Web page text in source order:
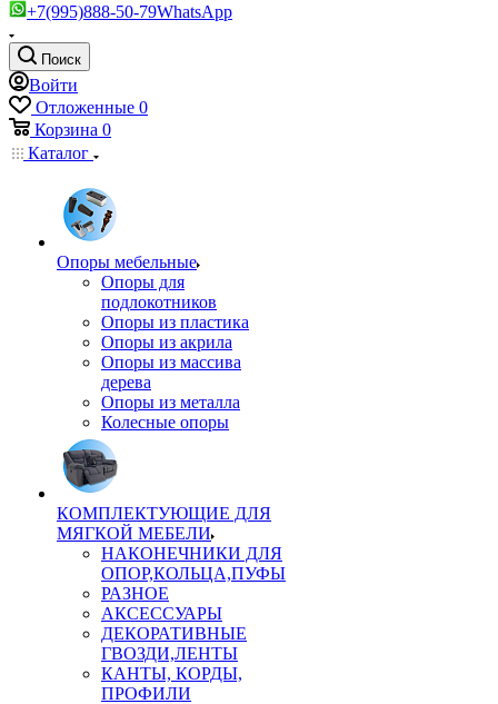
+7(995)888-50-79WhatsApp
Поиск
Войти
Отложенные 0
Корзина 0
Каталог
Опоры мебельные
Опоры для
подлокотников
Опоры из пластика
Опоры из акрила
Опоры из массива
дерева
Опоры из металла
Колесные опоры
КОМПЛЕКТУЮЩИЕ ДЛЯ
МЯГКОЙ МЕБЕЛИ
НАКОНЕЧНИКИ ДЛЯ
ОПОР,КОЛЬЦА,ПУФЫ
РАЗНОЕ
АКСЕССУАРЫ
ДЕКОРАТИВНЫЕ
ГВОЗДИ,ЛЕНТЫ
КАНТЫ, КОРДЫ,
ПРОФИЛИ